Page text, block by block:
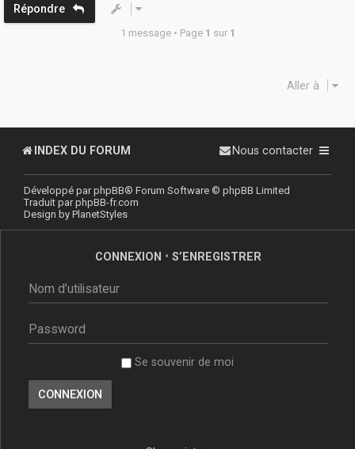
Répondre
1 message • Page 1 sur 1
Aller à
INDEX DU FORUM Nous contacter
Développé parphpBB® Forum Software © phpBB Limited
Traduit parphpBB-fr.com
Design by PlanetStyles
CONNEXION • S’ENREGISTRER
Se souvenir de moi